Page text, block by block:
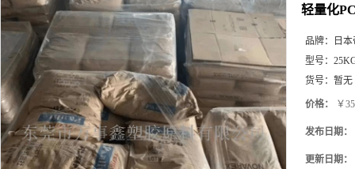
轻量化
品牌：
日
型号：
货号： 暂无
价格： ￥
发布日期：
更新日期：